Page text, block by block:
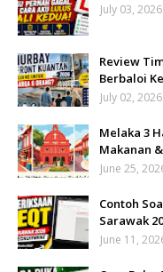
July 03, 2026
Review
Berbaloi
July 02, 2026
Melaka 3
Makanan
June 25,
Contoh
Sarawak
June 11,